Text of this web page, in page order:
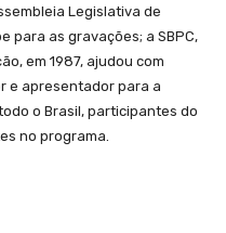
Legislativa de
para as gravações; a SBPC,
em 1987, ajudou com
e apresentador para a
o Brasil, participantes do
no programa.